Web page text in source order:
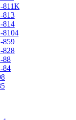
811К
813
814
8104
859
828
88
84